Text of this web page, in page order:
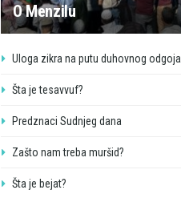
O Menzilu
Uloga zikra na putu duhovnog odgoja
Šta je tesavvuf?
Predznaci Sudnjeg dana
Zašto nam treba muršid?
Šta je bejat?